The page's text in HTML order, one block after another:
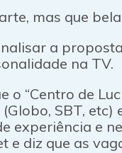
mas que
a
na TV.
o “Centro de
SBT,
experiência e
e diz que as